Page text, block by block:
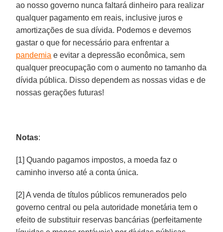
ao nosso governo nunca faltará dinheiro para realizar
qualquer pagamento em reais, inclusive juros e
amortizações de sua dívida. Podemos e devemos
gastar o que for necessário para enfrentar a
pandemia e evitar a depressão econômica, sem
qualquer preocupação com o aumento no tamanho da
dívida pública. Disso dependem as nossas vidas e de
nossas gerações futuras!
Notas:
[1] Quando pagamos impostos, a moeda faz o
caminho inverso até a conta única.
[2] A venda de títulos públicos remunerados pelo
governo central ou pela autoridade monetária tem o
efeito de substituir reservas bancárias (perfeitamente